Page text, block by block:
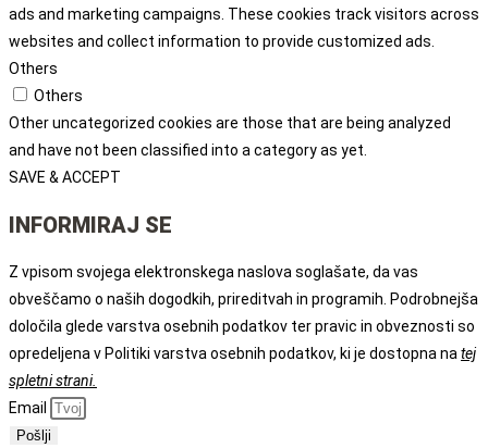
ads and marketing campaigns. These cookies track visitors across
websites and collect information to provide customized ads.
Others
Others
Other uncategorized cookies are those that are being analyzed
and have not been classified into a category as yet.
SAVE & ACCEPT
INFORMIRAJ SE
Z vpisom svojega elektronskega naslova soglašate, da vas
obveščamo o naših dogodkih, prireditvah in programih. Podrobnejša
določila glede varstva osebnih podatkov ter pravic in obveznosti so
opredeljena v Politiki varstva osebnih podatkov, ki je dostopna na tej
spletni strani.
Email
Pošlji